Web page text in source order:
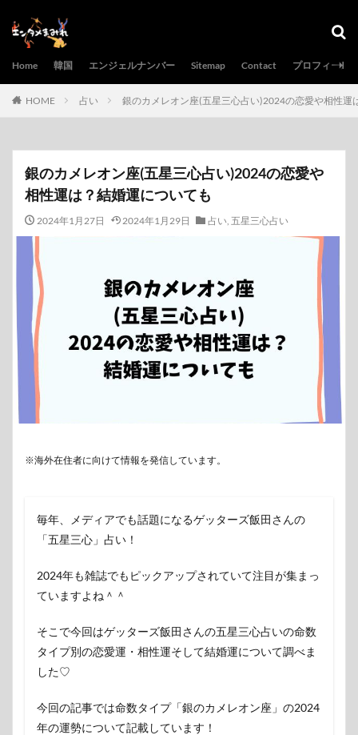
Home 韓国 エンジェルナンバー Sitemap Contact プロフィール
HOME 占い 銀のカメレオン座(五星三心占い)2024の恋愛や相性運
銀のカメレオン座(五星三心占い)2024の恋愛や
相性運は？結婚運についても
2024年1月27日 2024年1月29日 占い, 五星三心占い
※海外在住者に向けて情報を発信しています。
毎年、メディアでも話題になるゲッターズ飯田さんの
「五星三心」占い！
2024年も雑誌でもピックアップされていて注目が集まっ
ていますよね＾＾
そこで今回はゲッターズ飯田さんの五星三心占いの命数
タイプ別の恋愛運・相性運そして結婚運について調べま
した♡
今回の記事では命数タイプ「銀のカメレオン座」 の2024
年の運勢について記載しています！